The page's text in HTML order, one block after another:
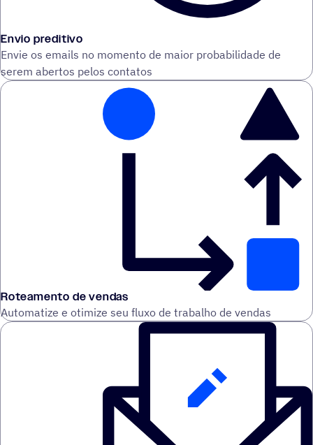
Envio preditivo
Envie os emails no momento de maior probabilidade de
serem abertos pelos contatos
Roteamento de vendas
Automatize e otimize seu fluxo de trabalho de vendas